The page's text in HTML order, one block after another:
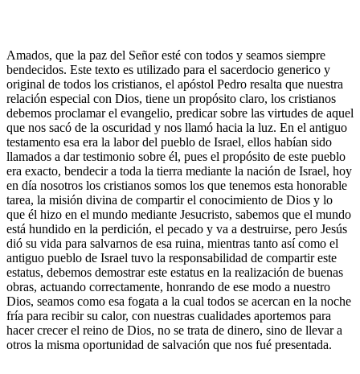
Amados, que la paz del Señor esté con todos y seamos siempre
bendecidos. Este texto es utilizado para el sacerdocio generico y
original de todos los cristianos, el apóstol Pedro resalta que nuestra
relación especial con Dios, tiene un propósito claro, los cristianos
debemos proclamar el evangelio, predicar sobre las virtudes de aquel
que nos sacó de la oscuridad y nos llamó hacia la luz. En el antiguo
testamento esa era la labor del pueblo de Israel, ellos habían sido
llamados a dar testimonio sobre él, pues el propósito de este pueblo
era exacto, bendecir a toda la tierra mediante la nación de Israel, hoy
en día nosotros los cristianos somos los que tenemos esta honorable
tarea, la misión divina de compartir el conocimiento de Dios y lo
que él hizo en el mundo mediante Jesucristo, sabemos que el mundo
está hundido en la perdición, el pecado y va a destruirse, pero Jesús
dió su vida para salvarnos de esa ruina, mientras tanto así como el
antiguo pueblo de Israel tuvo la responsabilidad de compartir este
estatus, debemos demostrar este estatus en la realización de buenas
obras, actuando correctamente, honrando de ese modo a nuestro
Dios, seamos como esa fogata a la cual todos se acercan en la noche
fría para recibir su calor, con nuestras cualidades aportemos para
hacer crecer el reino de Dios, no se trata de dinero, sino de llevar a
otros la misma oportunidad de salvación que nos fué presentada.